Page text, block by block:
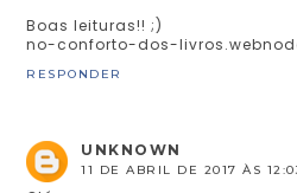
Boas leituras!! ;)
no-conforto-dos-
RESPONDER
UNKNOWN
11 DE ABRIL DE 2017 ÀS